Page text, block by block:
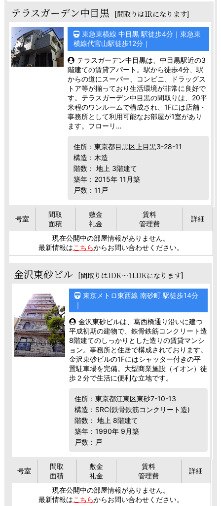
テラスガーデン中目黒 [間取りは1Rになります]
東急東横線 中目黒 駅徒歩4分｜東急東
横線代官山駅徒歩12分｜
テラスガーデン中目黒は、中目黒駅近の3
階建ての賃貸アパート。駅から徒歩4分、駅
からの道にスーパー、コンビニ、ドラッグス
トア等が揃っており生活環境が非常に良好で
す。テラスガーデン中目黒の間取りは、20平
米程のワンルームで構成され、1Fには店舗・
事務所として利用可能なお部屋が1室があり
ます。フローリ…
住所：東京都目黒区上目黒3-28-11
構造：木造
階数： 地上 3階建て
築年：2015年 11月築
戸数：11戸
号室
間取
面積
敷金
礼金
賃料
管理費
詳細
現在公開中の部屋情報がありません。
最新情報はこちらからお問い合わせください。
金沢東砂ビル [間取りは1DK～1LDKになります]
東京メトロ東西線 南砂町 駅徒歩14分
｜
金沢東砂ビルは、葛西橋通り沿いに建つ
平成初期の建物で、鉄骨鉄筋コンクリート造
8階建てのしっかりとした造りの賃貸マンシ
ョン。事務所と住居で構成されております。
金沢東砂ビルの1Fにはシャッター付きの平
置駐車場を完備。大型商業施設（イオン）徒
歩２分で生活に便利な立地です。
住所：東京都江東区東砂7-10-13
構造：SRC(鉄骨鉄筋コンクリート造)
階数： 地上 8階建て
築年：1990年 9月築
戸数：戸
号室
間取
面積
敷金
礼金
賃料
管理費
詳細
現在公開中の部屋情報がありません。
最新情報はこちらからお問い合わせください。